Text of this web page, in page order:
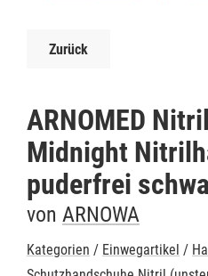
Zurück
ARNOMED
Midnight
puderfrei
von ARNOWA
Kategorien / Einwegartikel /